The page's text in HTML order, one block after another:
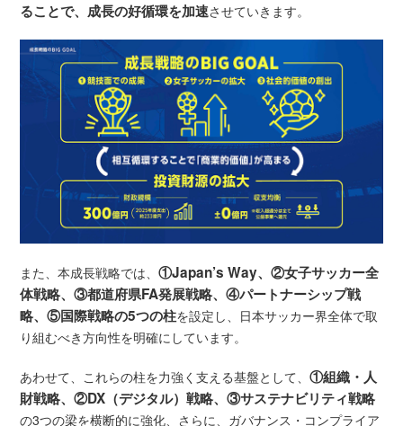
ることで、成長の好循環を加速させていきます。
また、本成長戦略では、①Japan’s Way、②女子サッカー全
体戦略、③都道府県FA発展戦略、④パートナーシップ戦
略、⑤国際戦略の5つの柱を設定し、日本サッカー界全体で取
り組むべき方向性を明確にしています。
あわせて、これらの柱を力強く支える基盤として、①組織・人
財戦略、②DX（デジタル）戦略、③サステナビリティ戦略
の3つの梁を横断的に強化、さらに、ガバナンス・コンプライア